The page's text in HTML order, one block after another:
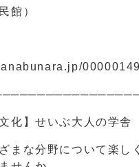
館）
化】せいぶ大人の学舎
まな分野について楽し